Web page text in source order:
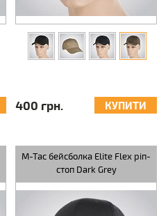
400 грн. КУПИТИ
M-Tac бейсболка Elite Flex ріп-
стоп Dark Grey